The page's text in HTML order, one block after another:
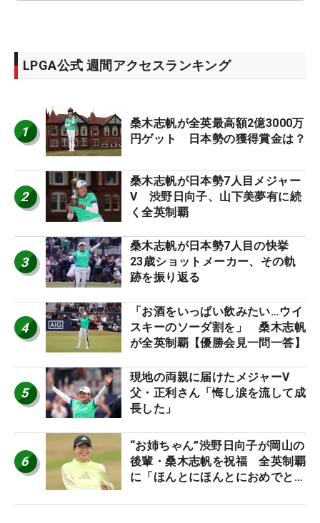
LPGA公式 週間アクセスランキング
1
桑木志帆が全英最高額2億3000万
円ゲット 日本勢の獲得賞金は？
2
桑木志帆が日本勢7人目メジャー
V 渋野日向子、山下美夢有に続
く全英制覇
3
桑木志帆が日本勢7人目の快挙
23歳ショットメーカー、その軌
跡を振り返る
4
「お酒をいっぱい飲みたい…ウイ
スキーのソーダ割を」 桑木志帆
が全英制覇【優勝会見一問一答】
5
現地の両親に届けたメジャーV
父・正利さん「悔し涙を流して成
長した」
6
“お姉ちゃん”渋野日向子が岡山の
後輩・桑木志帆を祝福 全英制覇
に「ほんとにほんとにおめでと